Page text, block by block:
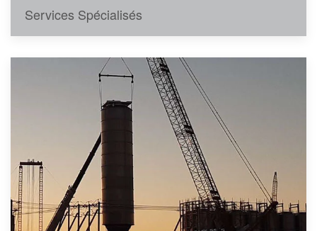
Services Spécialisés